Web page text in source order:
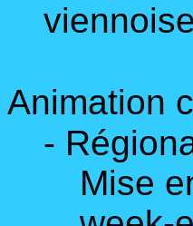
Animation
-
Mise